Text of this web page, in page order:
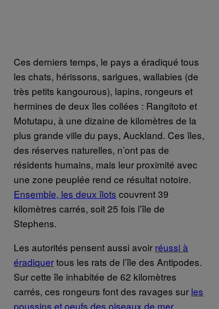
Ces derniers temps, le pays a éradiqué tous
les chats, hérissons, sarigues, wallabies (de
très petits kangourous), lapins, rongeurs et
hermines de deux îles collées : Rangitoto et
Motutapu, à une dizaine de kilomètres de la
plus grande ville du pays, Auckland. Ces îles,
des réserves naturelles, n’ont pas de
résidents humains, mais leur proximité avec
une zone peuplée rend ce résultat notoire.
Ensemble, les deux îlots couvrent 39
kilomètres carrés, soit 25 fois l’île de
Stephens.
Les autorités pensent aussi avoir réussi à
éradiquertous les rats de l’île des Antipodes.
Sur cette île inhabitée de 62 kilomètres
carrés, ces rongeurs font des ravages sur les
poussins et oeufs des oiseaux de mer.